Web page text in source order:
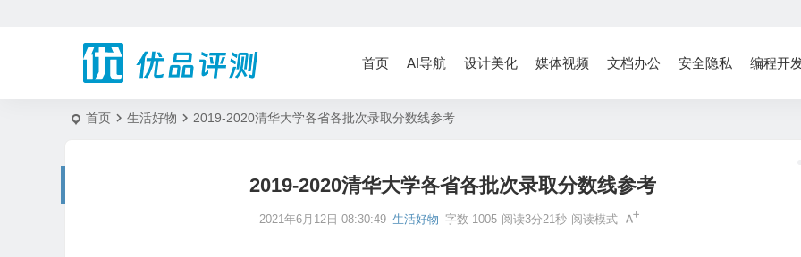
首页 AI导航 设计美化 媒体视频 文档办公 安全隐私 编程开
首页 生活好物 2019-2020清华大学各省各批次录取分数线参考
2019-2020清华大学各省各批次录取分数线参考
2021年6月12日 08:30:49 生活好物 字数 1005 阅读3分21秒 阅读模式